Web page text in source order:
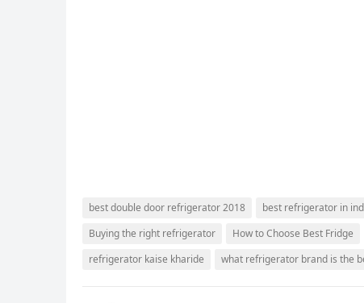
best double door refrigerator 2018 best refrigerator in
Buying the right refrigerator
How to Choose Best Fridge
refrigerator kaise kharide
what refrigerator brand is the